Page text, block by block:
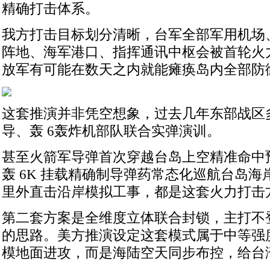
精确打击体系。
我方打击目标划分清晰，台军全部军用机
阵地、海军港口、指挥通讯中枢会被首轮
放军有可能在数天之内就能瘫痪岛内全部防
这套推演并非凭空想象，过去几年东部战
导、轰 6轰炸机部队联合实弹演训。
甚至火箭军导弹首次穿越台岛上空精准命中
轰 6K 挂载精确制导弹药常态化巡航台岛海
里外直击沿岸模拟工事，都是这套火力打
第二套方案是全维度立体联合封锁，主打
的思路。美方推演设定这套模式属于中等
模地面进攻，而是海陆空天同步布控，给台